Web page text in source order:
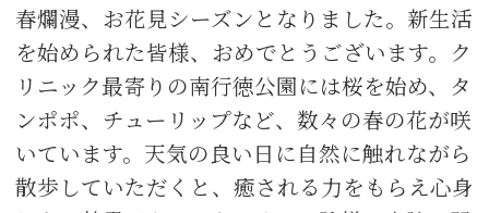
春爛漫、お花見シーズンとなりました。新生活
を始められた皆様、おめでとうございます。ク
リニック最寄りの南行徳公園には桜を始め、タ
ンポポ、チューリップなど、数々の春の花が咲
いています。天気の良い日に自然に触れながら
散歩していただくと、癒される力をもらえ心身